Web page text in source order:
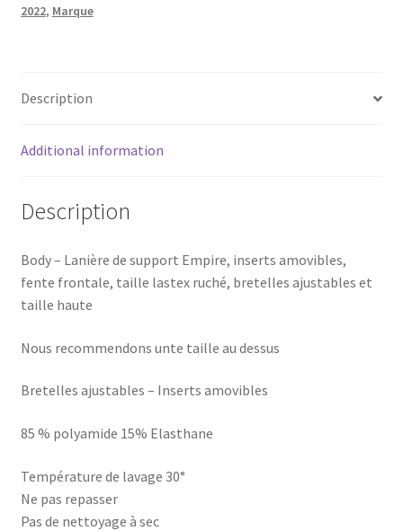
2022, Marque
Description
Additional information
Description
Body – Lanière de support Empire, inserts amovibles,
fente frontale, taille lastex ruché, bretelles ajustables et
taille haute
Nous recommendons unte taille au dessus
Bretelles ajustables – Inserts amovibles
85 % polyamide 15% Elasthane
Température de lavage 30°
Ne pas repasser
Pas de nettoyage à sec